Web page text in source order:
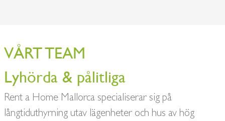
VÅRT TEAM
Lyhörda & pålitliga
Rent a Home Mallorca specialiserar sig på
långtiduthyrning utav lägenheter och hus av hög